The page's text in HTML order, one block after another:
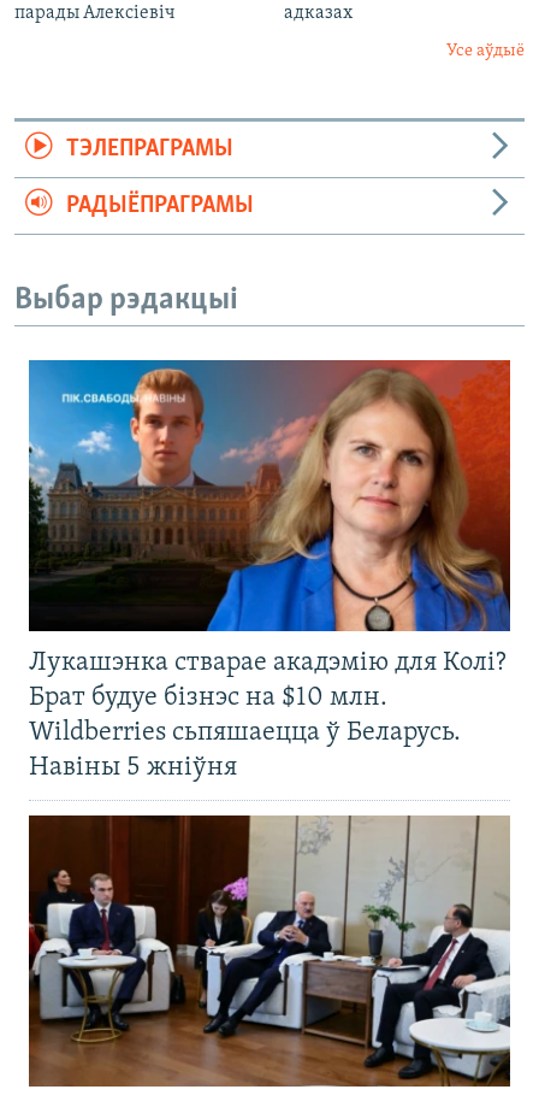
парады Алексіевіч
адказах
Усе аўдыё
ТЭЛЕПРАГРАМЫ
РАДЫЁПРАГРАМЫ
Выбар рэдакцыі
Лукашэнка стварае акадэмію для Колі?
Брат будуе бізнэс на $10 млн.
Wildberries сьпяшаецца ў Беларусь.
Навіны 5 жніўня